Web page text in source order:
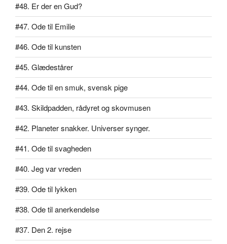
#48. Er der en Gud?
#47. Ode til Emilie
#46. Ode til kunsten
#45. Glædestårer
#44. Ode til en smuk, svensk pige
#43. Skildpadden, rådyret og skovmusen
#42. Planeter snakker. Universer synger.
#41. Ode til svagheden
#40. Jeg var vreden
#39. Ode til lykken
#38. Ode til anerkendelse
#37. Den 2. rejse